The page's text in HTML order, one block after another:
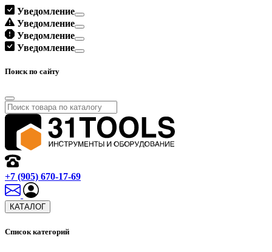
Уведомление
Уведомление
Уведомление
Уведомление
Поиск по сайту
+7 (905) 670-17-69
КАТАЛОГ
Список категорий